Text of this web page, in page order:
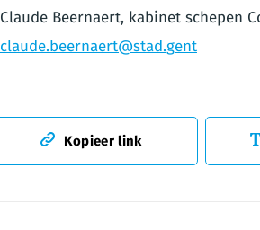
Claude Beernaert, kabinet schepen
claude.beernaert@stad.gent
Kopieer link